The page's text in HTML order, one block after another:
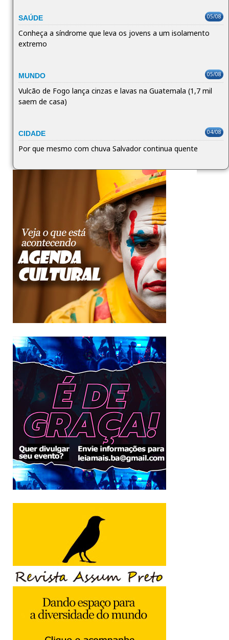
SAÚDE 05/08
Conheça a síndrome que leva os jovens a um isolamento
extremo
MUNDO 05/08
Vulcão de Fogo lança cinzas e lavas na Guatemala (1,7 mil
saem de casa)
CIDADE 04/08
Por que mesmo com chuva Salvador continua quente